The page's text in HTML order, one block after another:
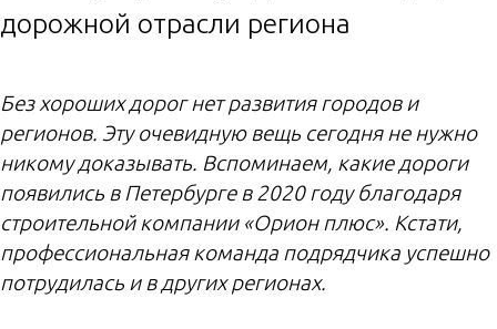
дорожной отрасли региона
Без хороших дорог нет развития городов и
регионов. Эту очевидную вещь сегодня не нужно
никому доказывать. Вспоминаем, какие дороги
появились в Петербурге в 2020 году благодаря
строительной компании «Орион плюс». Кстати,
профессиональная команда подрядчика успешно
потрудилась и в других регионах.